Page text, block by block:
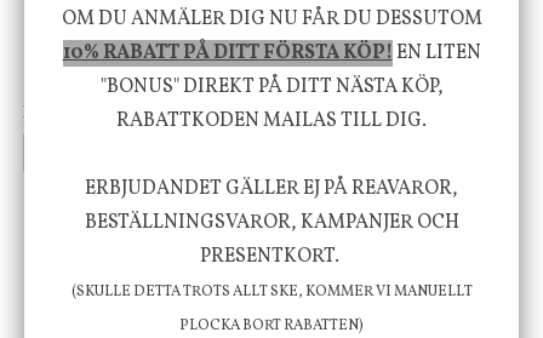
DBKD
Cloudy kruka mini, vit
199 kr
Star Trading
Bordslampa Mushroom
vit, Utomhus
499 kr
OM DU ANMÄLER DIG NU FÅR DU DESSUTOM
10% RABATT PÅ DITT FÖRSTA KÖP!EN LITEN
"BONUS" DIREKT PÅ DITT NÄSTA KÖP,
RABATTKODEN MAILAS TILL DIG.
ERBJUDANDET GÄLLER EJ PÅ REAVAROR,
BESTÄLLNINGSVAROR, KAMPANJER OCH
PRESENTKORT.
(SKULLE DETTA TROTS ALLT SKE, KOMMER VI MANUELLT
PLOCKA BORT RABATTEN)